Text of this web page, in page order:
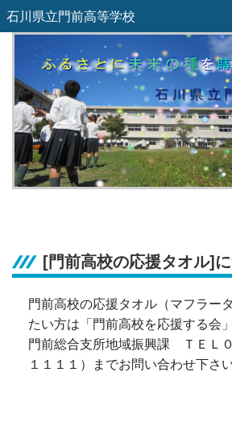
石川県立門前高等学校
[門前高校の応援タオル]
門前高校の応援タオル（マフラー
たい方は「門前高校を応援する会
門前総合支所地域振興課 ＴＥＬ
１１１１）までお問い合わせ下さい